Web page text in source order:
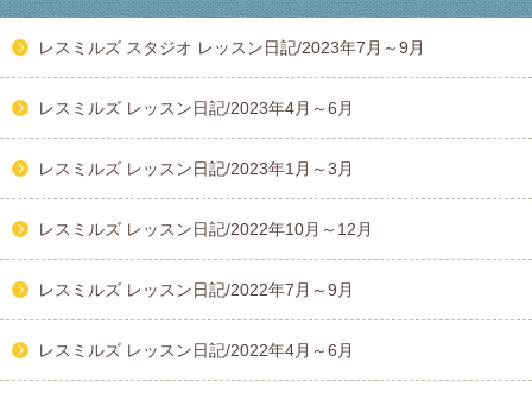
レスミルズ スタジオ レッスン日記/2023年7月～9月
レスミルズ レッスン日記/2023年4月～6月
レスミルズ レッスン日記/2023年1月～3月
レスミルズ レッスン日記/2022年10月～12月
レスミルズ レッスン日記/2022年7月～9月
レスミルズ レッスン日記/2022年4月～6月